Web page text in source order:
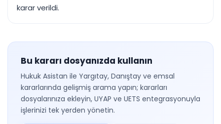
karar verildi.
Bu kararı dosyanızda kullanın
Hukuk Asistan ile Yargıtay, Danıştay ve emsal
kararlarında gelişmiş arama yapın; kararları
dosyalarınıza ekleyin, UYAP ve UETS entegrasyonuyla
işlerinizi tek yerden yönetin.